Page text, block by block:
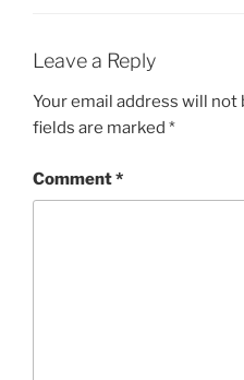
Leave a Reply
Your email address will not
fields are marked *
Comment*